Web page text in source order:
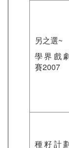
另之選~
學界戲
賽2007
種籽計